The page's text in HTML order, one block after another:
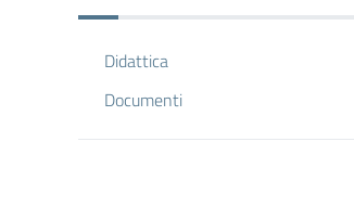
Didattica
Documenti